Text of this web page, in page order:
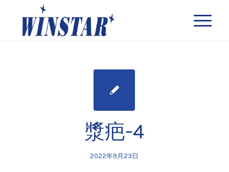
漿疤-4
2022年9月23日